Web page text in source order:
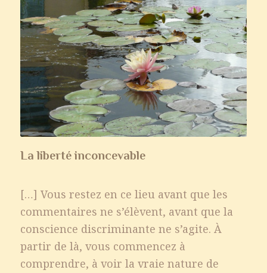
La liberté inconcevable
[…] Vous restez en ce lieu avant que les
commentaires ne s’élèvent, avant que la
conscience discriminante ne s’agite. À
partir de là, vous commencez à
comprendre, à voir la vraie nature de